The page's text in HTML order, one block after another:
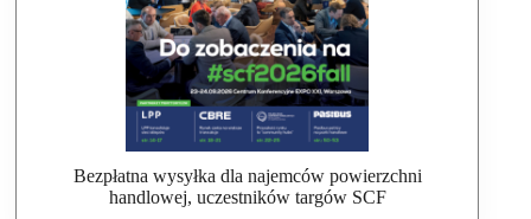
Bezpłatna wysyłka dla najemców powierzchni
handlowej, uczestników targów SCF